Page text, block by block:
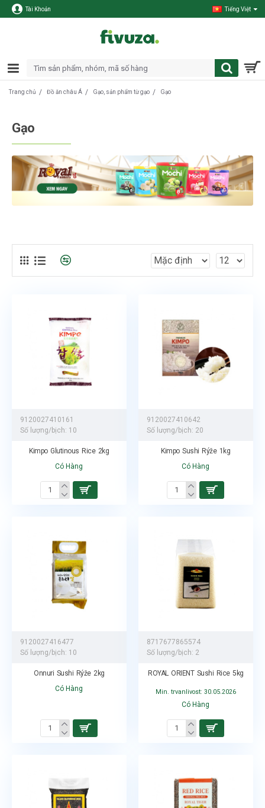
Tài Khoản Tiếng Việt
Trang chủ Đồ ăn châu Á Gạo, sản phẩm từ gạo Gạo
Gạo
9120027410161
Số lượng/bịch: 10
Kimpo Glutinous Rice 2kg
Có Hàng
9120027410642
Số lượng/bịch: 20
Kimpo Sushi Rýže 1kg
Có Hàng
9120027416477
Số lượng/bịch: 10
Onnuri Sushi Rýže 2kg
Có Hàng
8717677865574
Số lượng/bịch: 2
ROYAL ORIENT Sushi Rice 5kg
Min. trvanlivost: 30.05.2026
Có Hàng